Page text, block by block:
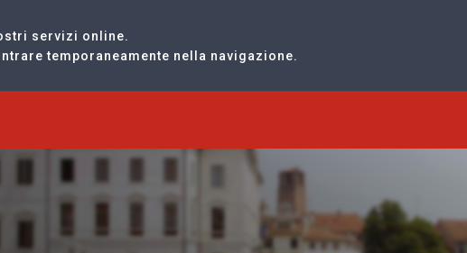
servizi online.
temporaneamente nella navigazione.